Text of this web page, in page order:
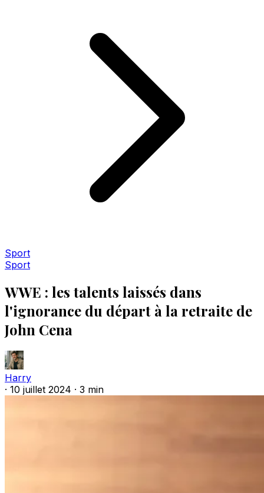
Sport
Sport
WWE : les talents laissés dans
l'ignorance du départ à la retraite de
John Cena
Harry
· 10 juillet 2024 · 3 min